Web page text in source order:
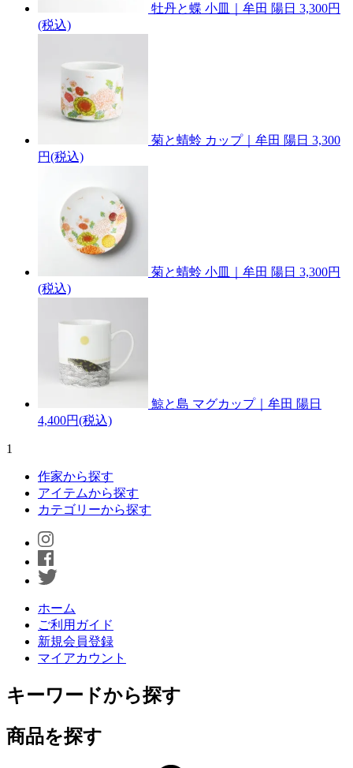
牡丹と蝶 小皿｜牟田 陽日 3,300円
(税込)
菊と蜻蛉 カップ｜牟田 陽日 3,300
円(税込)
菊と蜻蛉 小皿｜牟田 陽日 3,300円
(税込)
鯨と島 マグカップ｜牟田 陽日
4,400円(税込)
1
作家から探す
アイテムから探す
カテゴリーから探す
ホーム
ご利用ガイド
新規会員登録
マイアカウント
キーワードから探す
商品を探す